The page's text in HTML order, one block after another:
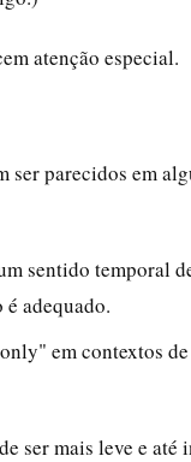
atenção especial.
parecidos em
sentido temporal
adequado.
em contextos
ser mais leve e até